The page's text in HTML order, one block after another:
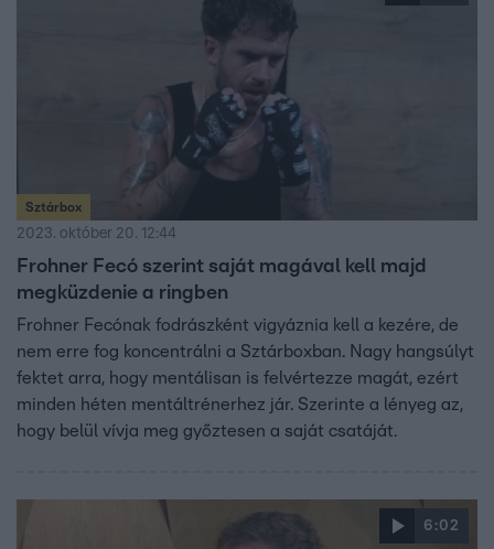
Sztárbox
2023. október 20. 12:44
Frohner Fecó szerint saját magával kell majd
megküzdenie a ringben
Frohner Fecónak fodrászként vigyáznia kell a kezére, de
nem erre fog koncentrálni a Sztárboxban. Nagy hangsúlyt
fektet arra, hogy mentálisan is felvértezze magát, ezért
minden héten mentáltrénerhez jár. Szerinte a lényeg az,
hogy belül vívja meg győztesen a saját csatáját.
6:02